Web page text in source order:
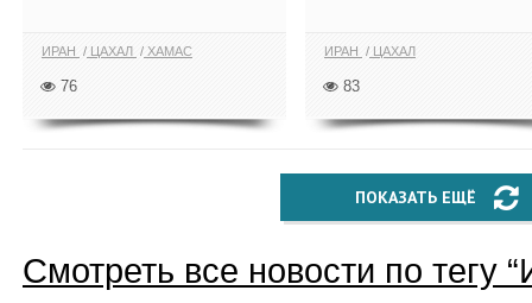
ИРАН ЦАХАЛ ХАМАС
76
ИРАН ЦАХАЛ
83
ПОКАЗАТЬ ЕЩЁ
Смотреть все новости по тегу “